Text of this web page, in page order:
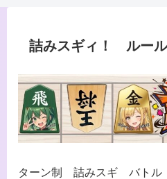
詰みスギィ！ ルー
ターン制 詰みスギ バト